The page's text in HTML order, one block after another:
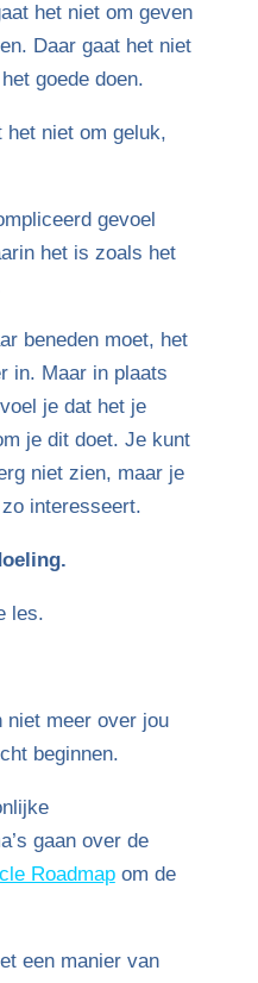
het niet om geven
Daar gaat het niet
goede doen.
het niet om geluk,
gevoel
het is zoals het
beneden moet, het
in. Maar in plaats
je dat het je
je dit doet. Je kunt
niet zien, maar je
interesseert.
les.
niet meer over jou
beginnen.
gaan over de
Roadmap om de
een manier van